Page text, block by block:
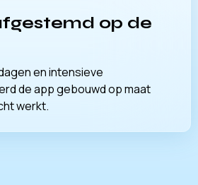
op de
en intensieve
de app gebouwd op maat
werkt.